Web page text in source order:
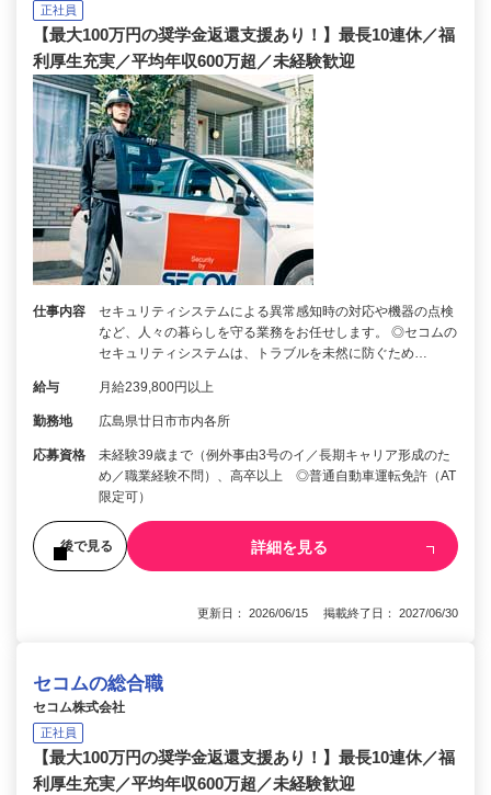
正社員
【最大100万円の奨学金返還支援あり！】最長10連休／福
利厚生充実／平均年収600万超／未経験歓迎
仕事内容
セキュリティシステムによる異常感知時の対応や機器の点検
など、人々の暮らしを守る業務をお任せします。 ◎セコムの
セキュリティシステムは、トラブルを未然に防ぐため…
給与 月給239,800円以上
勤務地 広島県廿日市市内各所
応募資格
未経験39歳まで（例外事由3号のイ／長期キャリア形成のた
め／職業経験不問）、高卒以上 ◎普通自動車運転免許（AT
限定可）
後で見る 詳細を見る
更新日： 2026/06/15 掲載終了日： 2027/06/30
セコムの総合職
セコム株式会社
正社員
【最大100万円の奨学金返還支援あり！】最長10連休／福
利厚生充実／平均年収600万超／未経験歓迎